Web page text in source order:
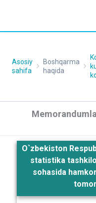
Asosiy
sahifa
Boshqarma
haqida
O`zbekiston
statistika
sohasida